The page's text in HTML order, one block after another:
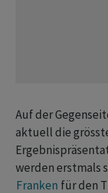
Auf der
aktuell die
werden erstmals
Franken für den